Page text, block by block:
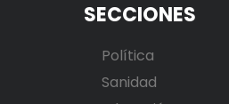
SECCIONES
Política
Sanidad